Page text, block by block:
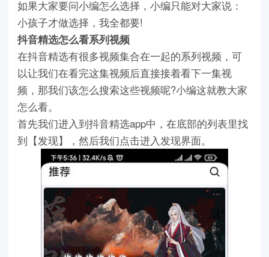
如果大家要问小编怎么选择，小编只能对大家说：
小孩子才做选择，我全都要!
抖音精选怎么看系列视频
在抖音精选有很多视频集合在一起的系列视频，可
以让我们在看完这集视频后直接接着看下一集视
频，那我们该怎么搜索这些视频呢?小编这就教大家
怎么看。
首先我们进入到抖音精选app中，在底部的列表里找
到【发现】，然后我们点击进入发现界面。